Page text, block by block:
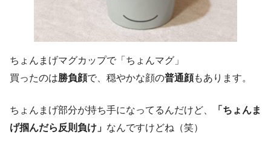
ちょんまげマグカップで「ちょんマグ」
買ったのは勝負顔で、穏やかな顔の普通顔もあります。
ちょんまげ部分が持ち手になってるんだけど、
「ちょんま
げ掴んだら反則負け」 なんですけどね（笑）